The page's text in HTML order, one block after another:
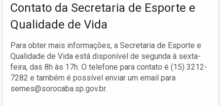
Contato da Secretaria de Esporte e
Qualidade de Vida
Para obter mais informações, a Secretaria de Esporte e
Qualidade de Vida está disponível de segunda à sexta-
feira, das 8h às 17h. O telefone para contato é (15) 3212-
7282 e também é possível enviar um email para
semes@sorocaba.sp.gov.br.